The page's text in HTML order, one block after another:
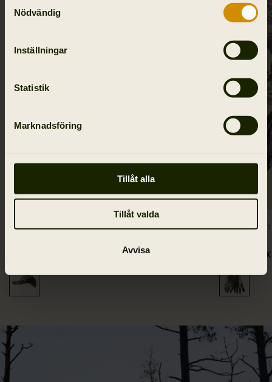
Nödvändig
Inställningar
Statistik
Marknadsföring
Tillåt alla
Tillåt valda
Avvisa
Mountain Hunter Expedition foldable
749.00 SEK